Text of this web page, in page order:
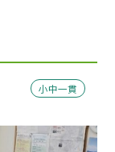
小中一貫